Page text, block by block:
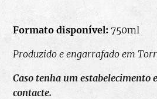
Formato disponível: 750ml
Produzido e engarrafado em
Caso tenha um estabelecimento
contacte.